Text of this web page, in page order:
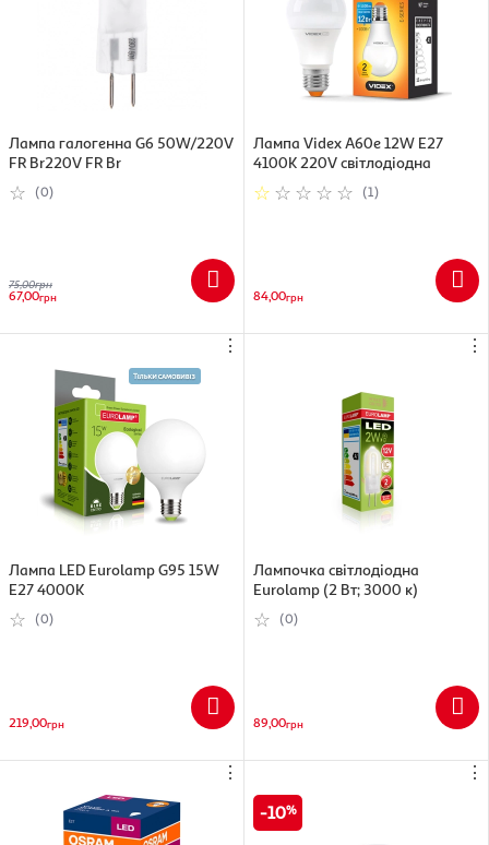
Лампа галогенна G6 50W/220V
FR Br220V FR Br
(0)
75,00грн
67,00грн
Лампа Videx A60e 12W E27
4100K 220V світлодіодна
(1)
84,00грн
⋮
Лампа LED Eurolamp G95 15W
E27 4000K
(0)
219,00грн
⋮
Лампочка світлодіодна
Eurolamp (2 Вт; 3000 к)
(0)
89,00грн
⋮
⋮
10